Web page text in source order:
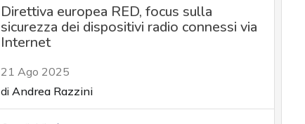
Direttiva europea RED, focus sulla
sicurezza dei dispositivi radio connessi via
Internet
21 Ago 2025
di Andrea Razzini